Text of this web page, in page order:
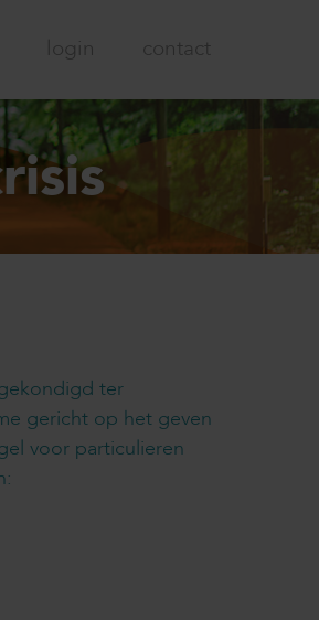
login contact
ter
gericht op het geven
voor particulieren